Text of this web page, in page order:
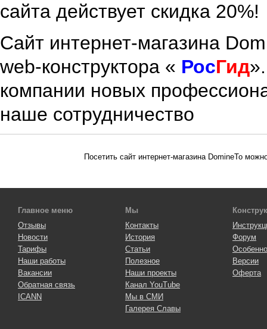
сайта действует скидка 20%!
Сайт интернет-магазина
web-конструктора « РосГид
компании новых
наше сотрудничество
Посетить сайт интернет-магазина DomineTo
Главное меню
Отзывы
Новости
Тарифы
Наши работы
Вакансии
Обратная связь
ICANN
Мы
Контакты
История
Статьи
Полезное
Наши проекты
Канал YouTube
Мы в СМИ
Галерея Славы
Форум
Версии
Оферта